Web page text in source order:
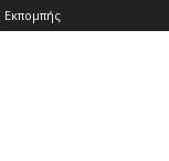
Εκπομπής